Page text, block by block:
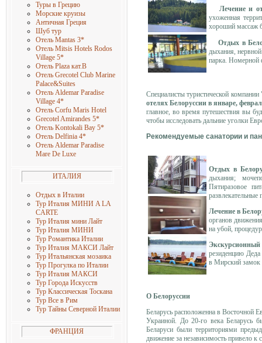
Туры в Грецию
Морские круизы
Античная Греция
Шуб тур
Отель Mantas 3*
Отель Mitsis Hotels Rodos
Village 5*
Отель Plaza кат.B
Отель Grecotel Club Marine
Palace&Suites
Отель Aldemar Paradise
Village 4*
Отель Corfu Maris Hotel
Grecotel Amirandes 5*
Отель Kontokali Bay 5*
Отель Delfinia 4*
Отель Aldemar Paradise
Mare De Luxe
ИТАЛИЯ
Отдых в Италии
Тур Италия МИНИ A LA
CARTE
Тур Италия мини Лайт
Тур Италия МИНИ
Тур Романтика Италии
Тур Италия МАКСИ Лайт
Тур Итальянская мозаика
Тур Прогулка по Италии
Тур Италия МАКСИ
Тур Города Искусств
Тур Классическая Тоскана
Тур Все в Рим
Тур Тайны Северной Италии
ФРАНЦИЯ
Лечение и
ухоженная
хороший массаж
Отдых в
дыхания,
парка. Номерной
Специалисты туристической
отелях Белоруссии в январе,
главное, во время путешествия вы
чтобы исследовать дальние уголки
Рекомендуемые санатории и
Отдых в
дыхания;
Пятиразовое
Лечение в
органов
на убой,
Экскурсионный
резиденцию Деда
в Мирский замок
О Белоруссии
Беларусь расположенна в Восточной
Украиной.
До 20-го века Беларусь
Беларуси были территориями
движение за независимость привело к